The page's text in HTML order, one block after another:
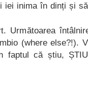
iei inima în dinți și
Următoarea
(where else?!).
faptul că știu,